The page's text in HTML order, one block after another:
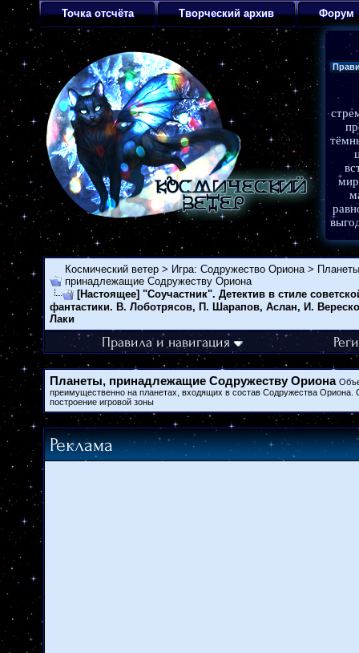
Точка отсчёта Творческий архив Форум
Космический ветер > Игра: Содружество Ориона >
принадлежащие Содружеству Ориона
[Настоящее] "Соучастник". Детектив в стиле
фантастики. В. Лоботрясов, П. Шарапов, Аслан, И.
Лаки
Правила и навигация
Планеты, принадлежащие Содружеству Ориона
преимущественно на планетах, входящих в состав Содружества
построение игровой зоны
Реклама